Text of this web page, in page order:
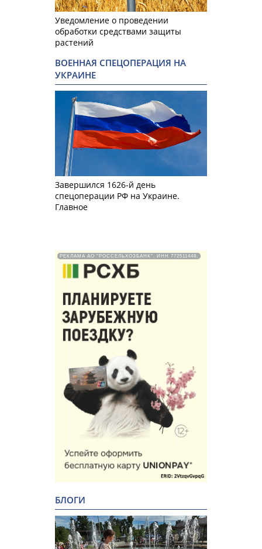
Уведомление о проведении
обработки средствами защиты
растений
ВОЕННАЯ СПЕЦОПЕРАЦИЯ НА
УКРАИНЕ
Завершился 1626-й день
спецоперации РФ на Украине.
Главное
РЕКЛАМА АО "РОССЕЛЬХОЗБАНК". ИНН 772511448.
БЛОГИ